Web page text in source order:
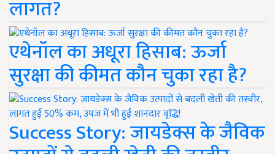
लागत?
एथेनॉल का अधूरा हिसाब: ऊर्जा
सुरक्षा की कीमत कौन चुका रहा है?
Success Story: जायडेक्स के जैविक